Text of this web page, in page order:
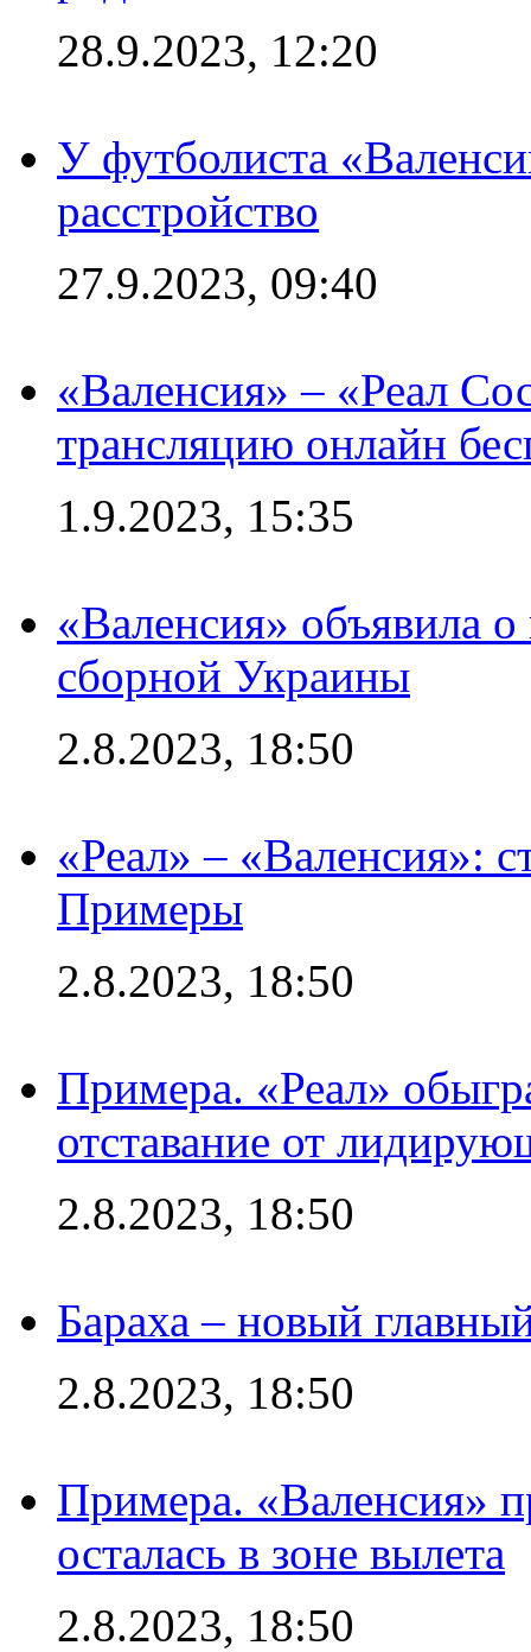
28.9.2023, 12:20
У футболиста
расстройство
27.9.2023, 09:40
«Валенсия» – «Реал
трансляцию онлайн
1.9.2023, 15:35
«Валенсия» объявила
сборной Украины
2.8.2023, 18:50
«Реал» – «Валенсия»:
Примеры
2.8.2023, 18:50
Примера. «Реал»
отставание от
2.8.2023, 18:50
Бараха – новый
2.8.2023, 18:50
Примера. «Валенсия»
осталась в зоне вылета
2.8.2023, 18:50